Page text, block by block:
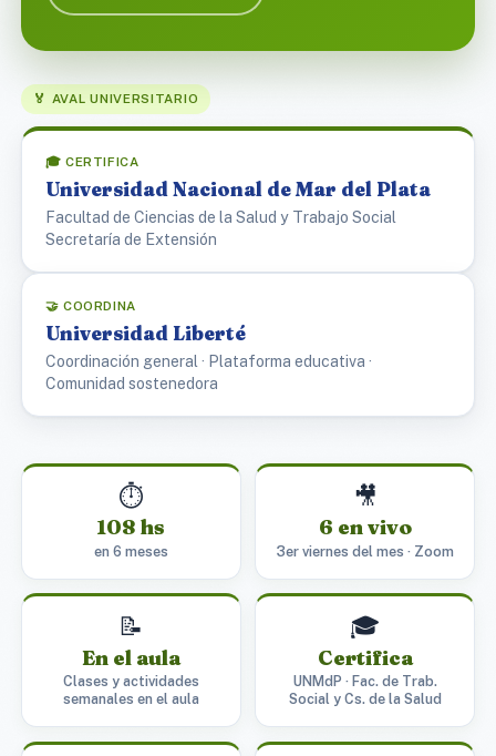
🏅 AVAL UNIVERSITARIO
🎓 CERTIFICA
Universidad Nacional de Mar del Plata
Facultad de Ciencias de la Salud y Trabajo Social
Secretaría de Extensión
🤝 COORDINA
Universidad Liberté
Coordinación general · Plataforma educativa ·
Comunidad sostenedora
⏱️
108 hs
en 6 meses
🎥
6 en vivo
3er viernes del mes · Zoom
📝
En el aula
Clases y actividades
semanales en el aula
🎓
Certifica
UNMdP · Fac. de Trab.
Social y Cs. de la Salud